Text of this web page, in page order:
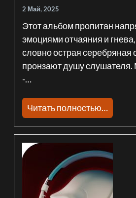
2 Май, 2025
Этот альбом пропитан
эмоциями отчаяния и
словно острая серебряная
пронзают душу слушателя.
-…
Читать полностью…